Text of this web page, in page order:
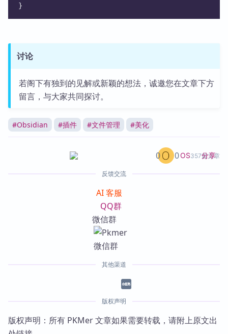
}
讨论
若阁下有独到的见解或新颖的想法，诚邀您在文章下方
留言，与大家共同探讨。
#Obsidian #插件 #文件管理 #美化
OS357篇文章
0 0 分享
反馈交流
AI 客服
QQ群
微信群
其他渠道
版权声明
版权声明：所有 PKMer 文章如果需要转载，请附上原文出